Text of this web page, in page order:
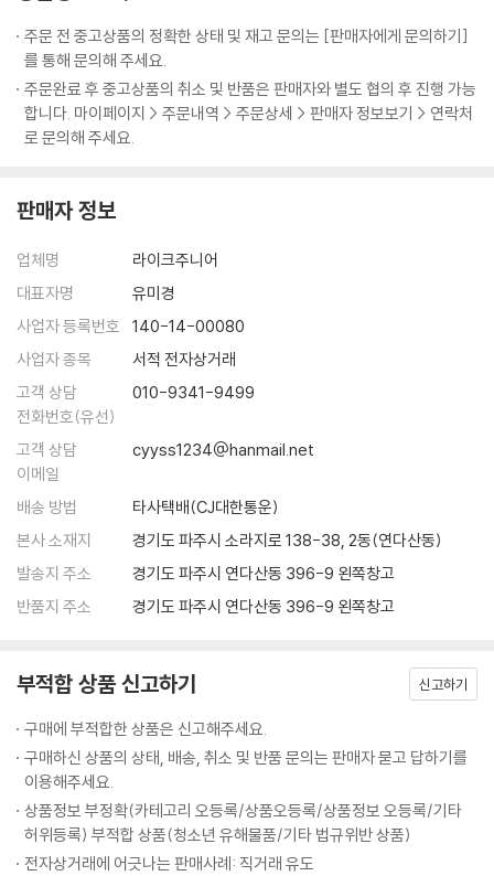
부록 소모임을 위한 가이드 333
에필로그 340
미주 344
참고자료 349
하면서 나는 심각함에서 벗어나 가벼워졌고, 그래서 용감해졌고, 할 수 없
다고 생각한 일에 계속 도전할 수 있었다. 그래서 나는 내가 앞으로도 더 잘
놀 수 있게 되길 바란다. 그리고 더 많은 사람이 잘 놀 수 있게 되길 열망하
며 이 책을 쓰고 있다(글쓰기의 고통을 ‘놀이’로 승화하려 매일 버둥대면서
말이다!).
1. 북미 원주민식 이름 짓기
지금까지 수많은 질문에 답하면서 찾은 나의 이미지를 한 문장으로 정의해
서 이름을 지어보자. ‘바다 위로 뜨는 달’, ‘알을 깨고 나온 용기’, ‘유혹하는
공작새’ 등 북미 원주민들이 짓는 이름처럼 나의 이름을 은유적으로 지어
보자. 그리고 이름을 짓고 나면 그 이름을 상징하는 나만의 문양을 만들어
보자.
북미 원주민식 이름 : 나는 이다.
--- p.200
굳이 남들에게 존재 가치를 증명하려고 애쓰지 않아서, 언제 어디서나 자
기 모습 그대로 편안하게 존재한다. 그런 모습에 사람들은 홀린 듯이 끌린
지 않지만, 언제나 어디서나 더 많은 사랑과 인정, 관심이 쏟아진다.
나도 모르게 내가 가진 것이 부족하고, 남들이 인정할 만한 것이 없어 초라
하게 느껴지는 순간, ‘바로 지금이 내 존재를 신뢰하는 법을 배울 때’라는
것을 기억하자. 인정받고 싶은 욕구는 인정을 받아야 끝이 난다. 외부적인
조건이나 성취가 아닌 내 존재가 가진 것들을 나 스스로 충분히 인정해주
자. 내 손에 들려 있는 보석의 아름다움을 발견하며, 지금 이 순간 내가 이
미 ‘멋진 존재’라는 것을 즐겨보자. 외부적으로는 아무것도 없는데도 존재
자체에 집중하며 자신감에 충만한 사람은 그 누구보다 빛날 수밖에 없다.
라날 수 있는 내면의 환경을 점검하기, 3주 차에는 창조적인 욕구를 깨워
내는 과정, 4주 차에는 나의 고유한 천재성을 찾아내는 방법, 5주 차에는
창조를 시작하지 못하게 만드는 가장 큰 장애물인 두려움을 뛰어넘는 방
법, 6주 차에는 창조 과정을 지속하는 힘을 만들어가는 과정, 7주 차에는
창조 과정에서 찾아오는 위기와 좌절에 어떻게 대처할 것인지, 8주 차에는
에 풍부함을 더했다.
주문 전 중고상품의 정확한 상태 및 재고 문의는 [판매자에게 문의하기]
를 통해 문의해 주세요.
주문완료 후 중고상품의 취소 및 반품은 판매자와 별도 협의 후 진행 가능
합니다. 마이페이지 > 주문내역 > 주문상세 > 판매자 정보보기 > 연락처
로 문의해 주세요.
판매자 정보
업체명
라이크주니어
대표자명
유미경
사업자 등록번호
140-14-00080
사업자 종목
서적 전자상거래
고객 상담
전화번호(유선)
010-9341-9499
고객 상담
이메일
cyyss1234@hanmail.net
배송 방법
타사택배(CJ대한통운)
본사 소재지
경기도 파주시 소라지로 138-38, 2동(연다산동)
발송지 주소
경기도 파주시 연다산동 396-9 왼쪽창고
반품지 주소
경기도 파주시 연다산동 396-9 왼쪽창고
부적합 상품 신고하기 신고하기
구매에 부적합한 상품은 신고해주세요.
구매하신 상품의 상태, 배송, 취소 및 반품 문의는 판매자 묻고 답하기를
이용해주세요.
상품정보 부정확(카테고리 오등록/상품오등록/상품정보 오등록/기타
허위등록) 부적합 상품(청소년 유해물품/기타 법규위반 상품)
전자상거래에 어긋나는 판매사례: 직거래 유도